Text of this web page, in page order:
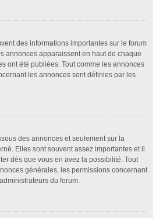
des informations importantes sur le forum
annonces apparaissent en haut de chaque
ont été publiées. Tout comme les annonces
les annonces sont définies par les
des annonces et seulement sur la
Elles sont souvent assez importantes et il
dès que vous en avez la possibilité. Tout
générales, les permissions concernant
du forum.